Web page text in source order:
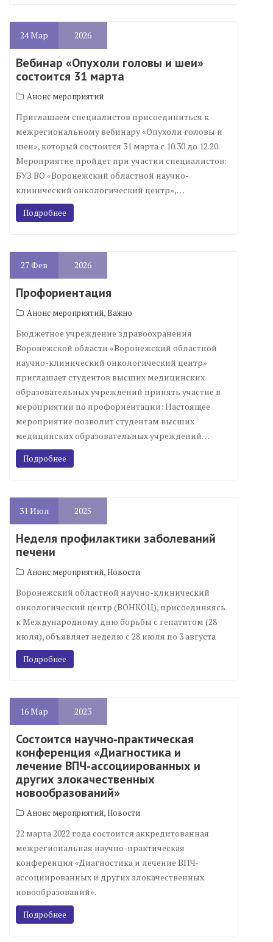
24Мар 2026
Вебинар «Опухоли головы и шеи»
состоится 31 марта
Анонс мероприятий
Приглашаем специалистов присоединиться к
межрегиональному вебинару «Опухоли головы и
шеи», который состоится 31 марта с 10.30 до 12.20.
Мероприятие пройдет при участии специалистов:
БУЗ ВО «Воронежский областной научно-
клинический онкологический центр»,…
Подробнее
27Фев 2026
Профориентация
Анонс мероприятий,Важно
Бюджетное учреждение здравоохранения
Воронежской области «Воронежский областной
научно-клинический онкологический центр»
приглашает студентов высших медицинских
образовательных учреждений принять участие в
мероприятии по профориентации: Настоящее
мероприятие позволит студентам высших
медицинских образовательных учреждений…
Подробнее
31Июл 2025
Неделя профилактики заболеваний
печени
Анонс мероприятий,Новости
Воронежский областной научно-клинический
онкологический центр (ВОНКОЦ), присоединяясь
к Международному дню борьбы с гепатитом (28
июля), объявляет неделю с 28 июля по 3 августа
Подробнее
16Мар 2023
Состоится научно-практическая
конференция «Диагностика и
лечение ВПЧ-ассоциированных и
других злокачественных
новообразований»
Анонс мероприятий,Новости
22 марта 2022 года состоится аккредитованная
межрегиональная научно-практическая
конференция «Диагностика и лечение ВПЧ-
ассоциированных и других злокачественных
новообразований».
Подробнее